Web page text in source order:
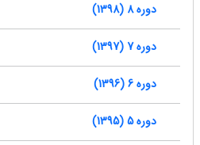
دوره 8 (1398)
دوره 7 (1397)
دوره 6 (1396)
دوره 5 (1395)